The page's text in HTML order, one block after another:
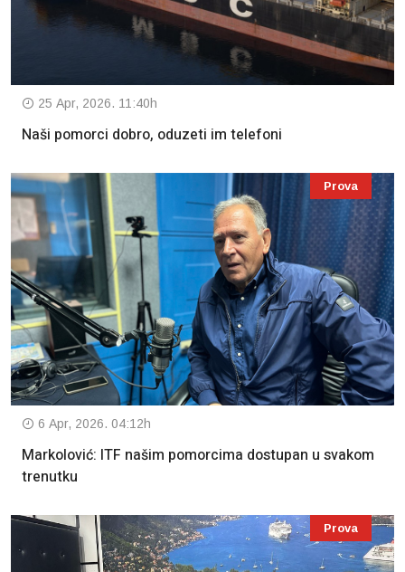
25 Apr, 2026. 11:40h
Naši pomorci dobro, oduzeti im telefoni
Prova
6 Apr, 2026. 04:12h
Markolović: ITF našim pomorcima dostupan u svakom
trenutku
Prova